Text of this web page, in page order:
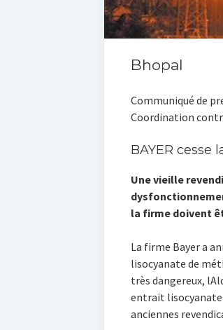
Bhopal
Communiqué de
Coordination
BAYER cesse
Une vieille
la firme doivent
La firme Bayer a
lisocyanate de
très dangereux,
entrait
anciennes